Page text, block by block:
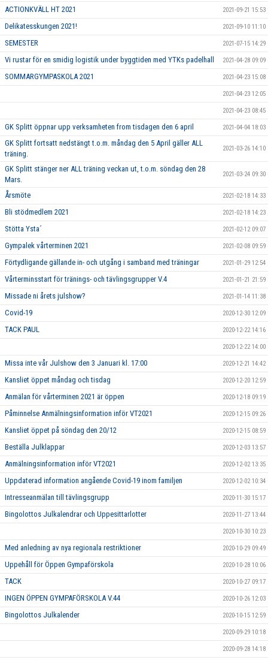
ACTIONKVÄLL HT 2021 2021-09-21 15:53
Delikatesskungen 2021! 2021-09-10 11:10
SEMESTER 2021-07-15 14:29
Vi rustar för en smidig logistik under byggtiden med YTKs padelhall 2021-04-28 09:09
SOMMARGYMPASKOLA 2021 2021-04-23 15:08
2021-04-23 12:05
2021-04-23 08:45
GK Splitt öppnar upp verksamheten from tisdagen den 6 april 2021-04-04 18:03
GK Splitt fortsatt nedstängt t.o.m. måndag den 5 April gäller ALL
träning.
2021-03-26 14:10
GK Splitt stänger ner ALL träning veckan ut, t.o.m. söndag den 28
Mars.
2021-03-24 09:30
Årsmöte 2021-02-18 14:33
Bli stödmedlem 2021 2021-02-18 14:23
Stötta Ysta´ 2021-02-12 09:07
Gympalek vårterminen 2021 2021-02-08 09:59
Förtydligande gällande in- och utgång i samband med träningar 2021-01-29 12:54
Vårterminsstart för tränings- och tävlingsgrupper V.4 2021-01-21 21:59
Missade ni årets julshow? 2021-01-14 11:38
Covid-19 2020-12-30 12:09
TACK PAUL 2020-12-22 14:16
2020-12-22 14:00
Missa inte vår Julshow den 3 Januari kl. 17:00 2020-12-21 14:42
Kansliet öppet måndag och tisdag 2020-12-20 12:59
Anmälan för vårterminen 2021 är öppen 2020-12-18 09:19
Påminnelse Anmälningsinformation inför VT2021 2020-12-15 09:26
Kansliet öppet på söndag den 20/12 2020-12-15 08:59
Beställa Julklappar 2020-12-03 13:57
Anmälningsinformation inför VT2021 2020-12-02 13:35
Uppdaterad information angående Covid-19 inom familjen 2020-12-02 10:34
Intresseanmälan till tävlingsgrupp 2020-11-30 15:17
Bingolottos Julkalendrar och Uppesittarlotter 2020-11-27 13:44
2020-10-30 10:23
Med anledning av nya regionala restriktioner 2020-10-29 09:49
Uppehåll för Öppen Gympaförskola 2020-10-28 10:06
TACK 2020-10-27 09:17
INGEN ÖPPEN GYMPAFÖRSKOLA V.44 2020-10-26 12:03
Bingolottos Julkalender 2020-10-15 12:59
2020-09-29 10:18
2020-09-28 14:18